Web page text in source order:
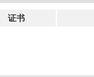
证书